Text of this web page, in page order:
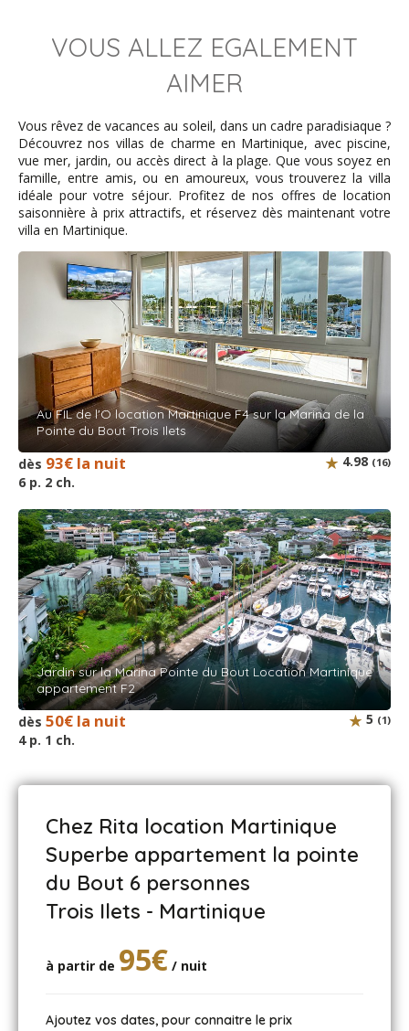
Gil - août 2025
Nous avons passé une semaine inoubliable chez Rita.
L'appartement est superbe, décoré avec beaucoup de
goût et très fonctionnel pour nous 6. Ce qui nous a le
plus séduits, c'est l'emplacement : on fait tout à pied ! La
vue sur la marina depuis le salon est un vrai bonheur.
Malgré l'animation du quartier avec ses boutiques et ses
restaurants, l'appartement reste très calme, idéal pour
se reposer. Un immense merci à Rita pour son accueil si
chaleureux et ses petites attentions à notre arrivée.
Nous reviendrons sans hésiter !
VOUS ALLEZ EGALEMENT
AIMER
Vous rêvez de vacances au soleil, dans un cadre paradisiaque ?
Découvrez nos villas de charme en Martinique, avec piscine,
vue mer, jardin, ou accès direct à la plage. Que vous soyez en
famille, entre amis, ou en amoureux, vous trouverez la villa
idéale pour votre séjour. Profitez de nos offres de location
saisonnière à prix attractifs, et réservez dès maintenant votre
villa en Martinique.
Au FIL de l'O location Martinique F4 sur la Marina de la
Pointe du Bout Trois Ilets
dès 93€ la nuit
6 p. 2 ch.
4.98 (16)
Jardin sur la Marina Pointe du Bout Location Martinique
appartement F2
dès 50€ la nuit
4 p. 1 ch.
5 (1)
Chez Rita location Martinique
Superbe appartement la pointe
du Bout 6 personnes
Trois Ilets - Martinique
à partir de 95€ / nuit
Ajoutez vos dates, pour connaitre le prix